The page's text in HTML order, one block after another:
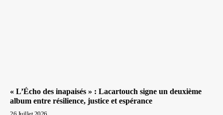
« L’Écho des inapaisés » : Lacartouch signe un deuxième
album entre résilience, justice et espérance